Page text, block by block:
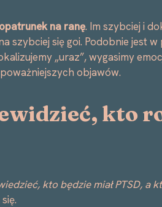
opatrunek na ranę. Im szybciej i
szybciej się goi. Podobnie jest
„uraz”, wygasimy
objawów.
kto
kto będzie miał PTSD, a